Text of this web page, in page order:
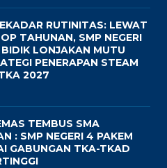
RUTINITAS: LEWAT
TAHUNAN, SMP NEGERI
LONJAKAN MUTU
PENERAPAN STEAM
2027
TEMBUS SMA
: SMP NEGERI 4 PAKEM
GABUNGAN TKA-TKAD